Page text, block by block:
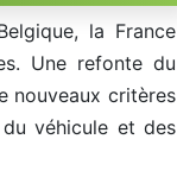
la France
Une refonte du
nouveaux critères
véhicule et des